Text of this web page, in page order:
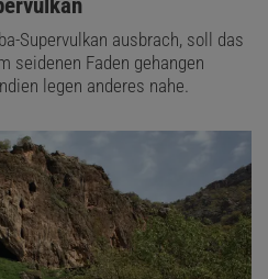
Supervulkan ausbrach, soll das
seidenen Faden gehangen
legen anderes nahe.